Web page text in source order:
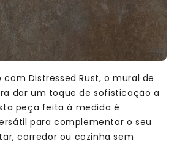
com Distressed Rust, o mural de
dar um toque de sofisticação a
peça feita à medida é
para complementar o seu
corredor ou cozinha sem